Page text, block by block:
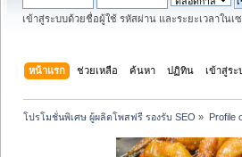
เข้าสู่ระบบด้วยชื่อผู้ใช้ รหัสผ่าน และระยะเวลาในเ
หน้าแรก ช่วยเหลือ ค้นหา ปฏิทิน เข้าสู่ระ
โปรโมชั่นพิเศษ ผู้ผลิตโพสฟรี รองรับ SEO » Profile